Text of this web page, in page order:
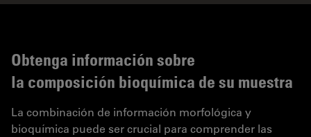
Obtenga información sobre
la composición bioquímica de su muestra
La combinación de información morfológica y
bioquímica puede ser crucial para comprender las